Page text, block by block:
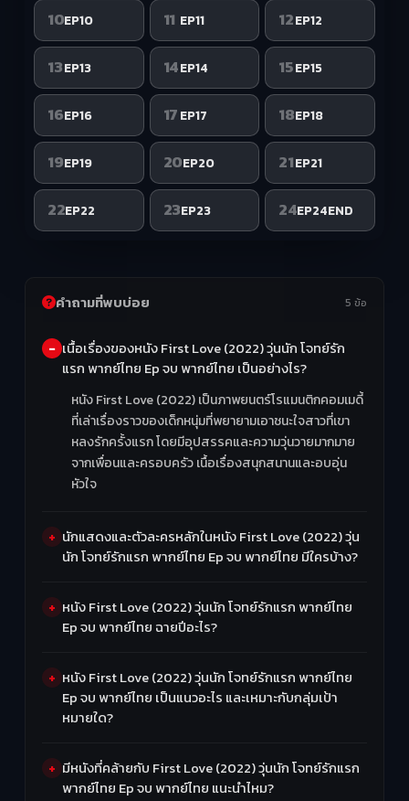
10EP10 11 EP11 12EP12
13EP13 14EP14 15EP15
16EP16 17 EP17 18EP18
19EP19 20EP20 21EP21
22EP22 23EP23 24EP24END
คำถามที่พบบ่อย 5 ข้อ
เนื้อเรื่องของหนัง First Love (2022) วุ่นนัก โจทย์รัก
แรก พากย์ไทย Ep จบ พากย์ไทย เป็นอย่างไร?
หนัง First Love (2022) เป็นภาพยนตร์โรแมนติกคอมเมดี้
ที่เล่าเรื่องราวของเด็กหนุ่มที่พยายามเอาชนะใจสาวที่เขา
หลงรักครั้งแรก โดยมีอุปสรรคและความวุ่นวายมากมาย
จากเพื่อนและครอบครัว เนื้อเรื่องสนุกสนานและอบอุ่น
หัวใจ
นักแสดงและตัวละครหลักในหนัง First Love (2022) วุ่น
นัก โจทย์รักแรก พากย์ไทย Ep จบ พากย์ไทย มีใครบ้าง?
หนัง First Love (2022) วุ่นนัก โจทย์รักแรก พากย์ไทย
Ep จบ พากย์ไทย ฉายปีอะไร?
หนัง First Love (2022) วุ่นนัก โจทย์รักแรก พากย์ไทย
Ep จบ พากย์ไทย เป็นแนวอะไร และเหมาะกับกลุ่มเป้า
หมายใด?
มีหนังที่คล้ายกับ First Love (2022) วุ่นนัก โจทย์รักแรก
พากย์ไทย Ep จบ พากย์ไทย แนะนำไหม?